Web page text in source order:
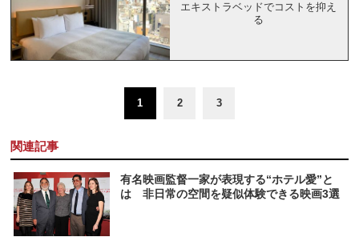
エキストラベッドでコストを抑え
る
1 2 3
関連記事
有名映画監督一家が表現する“ホテル愛”と
は 非日常の空間を疑似体験できる映画3選